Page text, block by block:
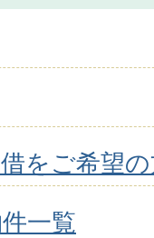
をご希望
一覧